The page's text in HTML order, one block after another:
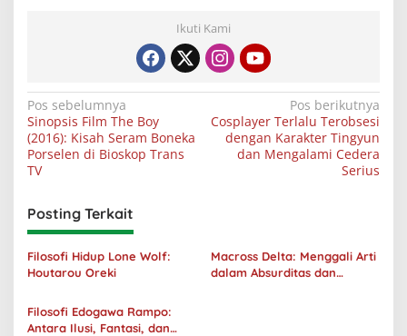
Ikuti Kami
Navigasi
pos
Pos sebelumnya
Sinopsis Film The Boy
(2016): Kisah Seram Boneka
Porselen di Bioskop Trans
TV
Pos berikutnya
Cosplayer Terlalu Terobsesi
dengan Karakter Tingyun
dan Mengalami Cedera
Serius
Posting Terkait
Filosofi Hidup Lone Wolf:
Houtarou Oreki
Macross Delta: Menggali Arti
dalam Absurditas dan
Filosofi Edogawa Rampo:
Antara Ilusi, Fantasi, dan